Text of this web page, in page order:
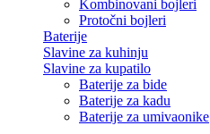
Kombinovani bojleri
Protočni bojleri
Baterije
Slavine za kuhinju
Slavine za kupatilo
Baterije za bide
Baterije za kadu
Baterije za umivaonike